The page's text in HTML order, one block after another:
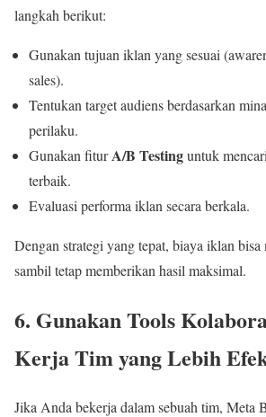
langkah berikut:
Gunakan tujuan iklan yang sesuai
sales).
Tentukan target audiens berdasarkan
perilaku.
Gunakan fiturA/B Testinguntuk
terbaik.
Evaluasi performa iklan secara berkala.
Dengan strategi yang tepat, biaya iklan
sambil tetap memberikan hasil maksimal.
6. Gunakan Tools
Kerja Tim yang Lebih
Jika Anda bekerja dalam sebuah tim, Meta